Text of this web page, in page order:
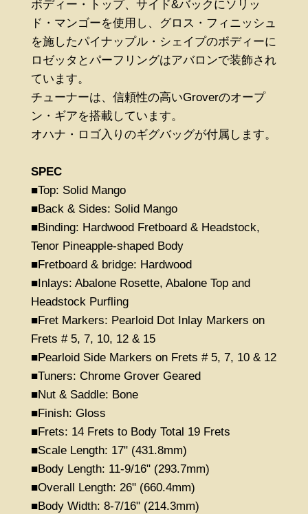
ボディー・トップ、サイド&バックにソリッ
ド・マンゴーを使用し、グロス・フィニッシュ
を施したパイナップル・シェイプのボディーに
ロゼッタとパーフリングはアバロンで装飾され
ています。
チューナーは、信頼性の高いGroverのオープ
ン・ギアを搭載しています。
オハナ・ロゴ入りのギグバッグが付属します。
SPEC
■Top: Solid Mango
■Back & Sides: Solid Mango
■Binding: Hardwood Fretboard & Headstock,
Tenor Pineapple-shaped Body
■Fretboard & bridge: Hardwood
■Inlays: Abalone Rosette, Abalone Top and
Headstock Purfling
■Fret Markers: Pearloid Dot Inlay Markers on
Frets # 5, 7, 10, 12 & 15
■Pearloid Side Markers on Frets # 5, 7, 10 & 12
■Tuners: Chrome Grover Geared
■Nut & Saddle: Bone
■Finish: Gloss
■Frets: 14 Frets to Body Total 19 Frets
■Scale Length: 17" (431.8mm)
■Body Length: 11-9/16" (293.7mm)
■Overall Length: 26" (660.4mm)
■Body Width: 8-7/16" (214.3mm)